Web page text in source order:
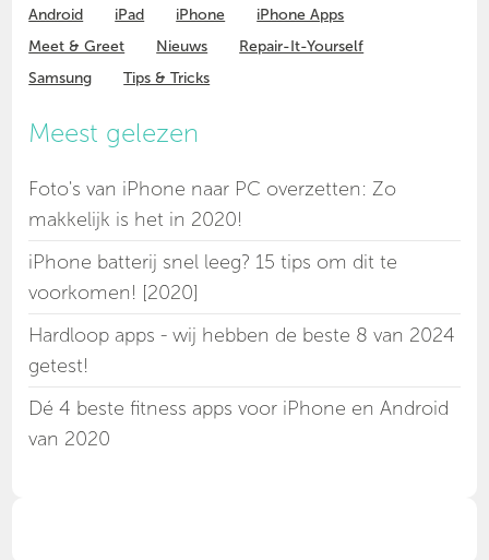
Android iPad iPhone
iPhone Apps
Meet & Greet
Nieuws
Repair-It-Yourself
Samsung
Tips & Tricks
Meest gelezen
Foto's van iPhone naar PC overzetten: Zo
makkelijk is het in 2020!
iPhone batterij snel leeg? 15 tips om dit te
voorkomen! [2020]
Hardloop apps - wij hebben de beste 8 van 2024
getest!
Dé 4 beste fitness apps voor iPhone en Android
van 2020